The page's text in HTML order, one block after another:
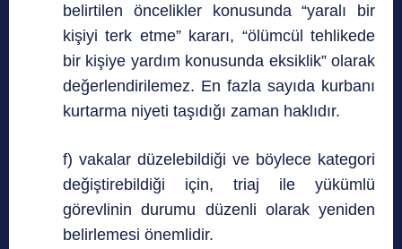
belirtilen öncelikler konusunda “yaralı bir
kişiyi terk etme” kararı, “ölümcül tehlikede
bir kişiye yardım konusunda eksiklik” olarak
değerlendirilemez. En fazla sayıda kurbanı
kurtarma niyeti taşıdığı zaman haklıdır.
f) vakalar düzelebildiği ve böylece kategori
değiştirebildiği için, triaj ile yükümlü
görevlinin durumu düzenli olarak yeniden
belirlemesi önemlidir.